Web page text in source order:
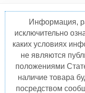
Информация,
исключительно
каких условиях
не являются
положениями
наличие товара
посредством